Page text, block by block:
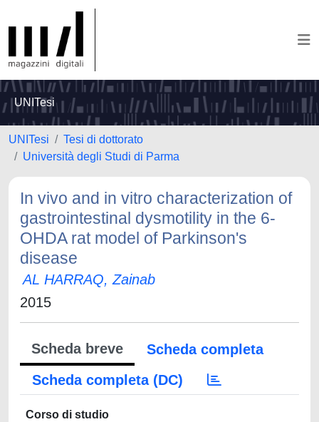
UNITesi
UNITesi
Tesi di dottorato
Università degli Studi di Parma
In vivo and in vitro characterization of
gastrointestinal dysmotility in the 6-
OHDA rat model of Parkinson's
disease
AL HARRAQ, Zainab
2015
Scheda breve
Scheda completa
Scheda completa (DC)
Corso di studio